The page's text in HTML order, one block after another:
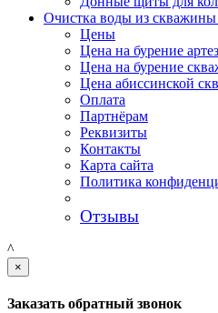
Очистка воды из скважины
Цены
Цена на бурение
Цена на бурение
Цена абиссинской
Оплата
Партнёрам
Реквизиты
Контакты
Карта сайта
Политика
Отзывы
^
×
Заказать обратный звонок